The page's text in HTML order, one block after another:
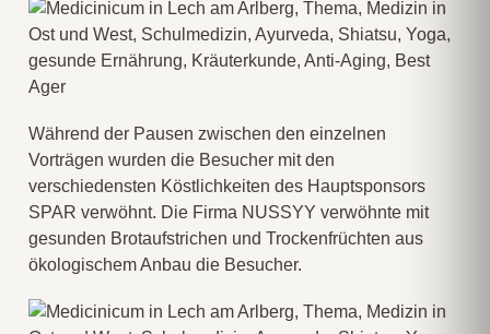
Während der Pausen zwischen den einzelnen
Vorträgen wurden die Besucher mit den
verschiedensten Köstlichkeiten des Hauptsponsors
SPAR verwöhnt. Die Firma NUSSYY verwöhnte mit
gesunden Brotaufstrichen und Trockenfrüchten aus
ökologischem Anbau die Besucher.